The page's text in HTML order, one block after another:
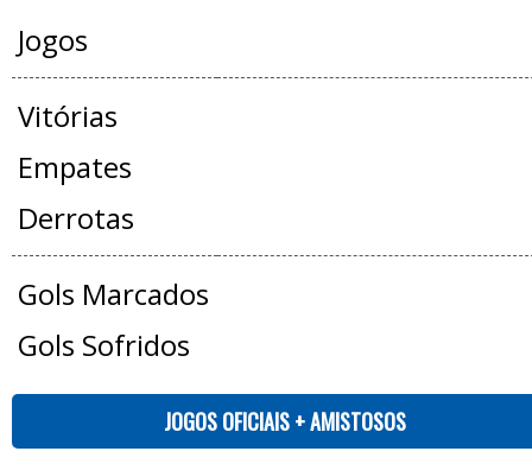
Jogos
Vitórias
Empates
Derrotas
Gols Marcados
Gols Sofridos
JOGOS OFICIAIS + AMISTOSOS